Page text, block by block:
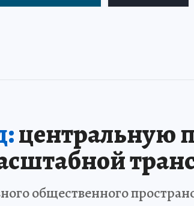
центральную
общественного